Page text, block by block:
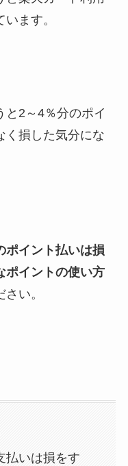
ます。
と2～4％分のポイ
く損した気分にな
ポイント払いは損
ポイントの使い方
い。
払いは損をす